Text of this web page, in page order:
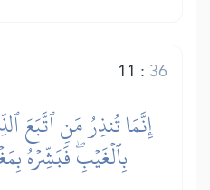
11 : 36
إِنَّمَا تُنذِرُ مَنِ ٱتَّبَعَ
بِٱلۡغَيۡبِۖ فَبَشِّرۡهُ